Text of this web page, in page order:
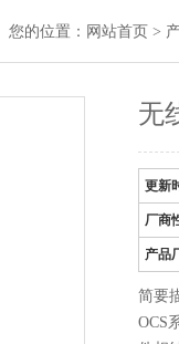
您的位置： 网站首页 >
无
更新
厂商
产品
简要
OCS